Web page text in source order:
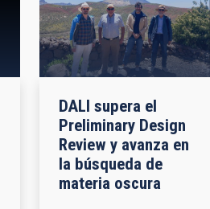
DALI supera el
Preliminary Design
Review y avanza en
la búsqueda de
materia oscura